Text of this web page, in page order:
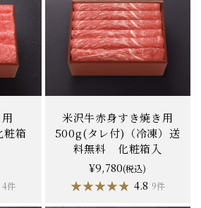
用
箱
4件
米沢牛赤身すき焼き用
500g(タレ付)（冷凍）送
料無料 化粧箱入
¥9,780(税込)
★★★★★
★★★★★ 4.8 9件